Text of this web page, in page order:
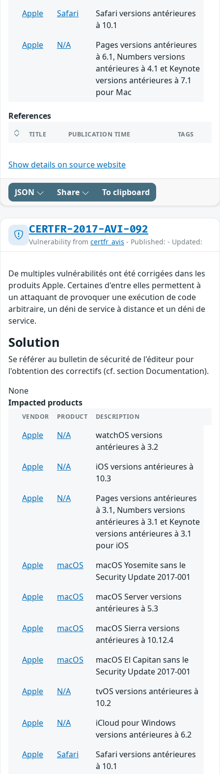
Apple
Safari
Safari versions antérieures
à 10.1
Apple
N/A
Pages versions antérieures
à 6.1, Numbers versions
antérieures à 4.1 et Keynote
versions antérieures à 7.1
pour Mac
References
TITLE PUBLICATION TIME TAGS
Show details on source website
JSON Share To clipboard
CERTFR-2017-AVI-092
Vulnerability from certfr_avis - Published: - Updated:
De multiples vulnérabilités ont été corrigées dans les
produits Apple. Certaines d'entre elles permettent à
un attaquant de provoquer une exécution de code
arbitraire, un déni de service à distance et un déni de
service.
Solution
Se référer au bulletin de sécurité de l'éditeur pour
l'obtention des correctifs (cf. section Documentation).
None
Impacted products
VENDOR PRODUCT DESCRIPTION
Apple N/A
watchOS versions
antérieures à 3.2
Apple
N/A
iOS versions antérieures à
10.3
Apple
N/A
Pages versions antérieures
à 3.1, Numbers versions
antérieures à 3.1 et Keynote
versions antérieures à 3.1
pour iOS
Apple
macOS
macOS Yosemite sans le
Security Update 2017-001
Apple
macOS
macOS Server versions
antérieures à 5.3
Apple
macOS
macOS Sierra versions
antérieures à 10.12.4
Apple
macOS
macOS El Capitan sans le
Security Update 2017-001
Apple
N/A
tvOS versions antérieures à
10.2
Apple
N/A
iCloud pour Windows
versions antérieures à 6.2
Apple
Safari
Safari versions antérieures
à 10.1